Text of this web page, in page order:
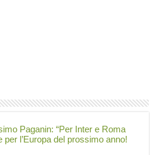
Paganin: “Per Inter e Roma
l’Europa del prossimo anno!